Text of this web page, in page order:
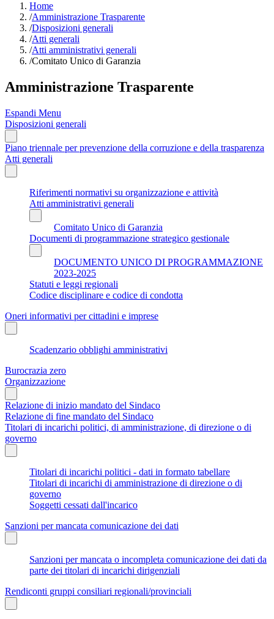
Home
/Amministrazione Trasparente
/Disposizioni generali
/Atti generali
/Atti amministrativi generali
/Comitato Unico di Garanzia
Amministrazione Trasparente
Espandi Menu
Disposizioni generali
Piano triennale per prevenzione della corruzione e della trasparenza
Atti generali
Riferimenti normativi su organizzazione e attività
Atti amministrativi generali
Comitato Unico di Garanzia
Documenti di programmazione strategico gestionale
DOCUMENTO UNICO DI PROGRAMMAZIONE
2023-2025
Statuti e leggi regionali
Codice disciplinare e codice di condotta
Oneri informativi per cittadini e imprese
Scadenzario obblighi amministrativi
Burocrazia zero
Organizzazione
Relazione di inizio mandato del Sindaco
Relazione di fine mandato del Sindaco
Titolari di incarichi politici, di amministrazione, di direzione o di
governo
Titolari di incarichi politici - dati in formato tabellare
Titolari di incarichi di amministrazione di direzione o di
governo
Soggetti cessati dall'incarico
Sanzioni per mancata comunicazione dei dati
Sanzioni per mancata o incompleta comunicazione dei dati da
parte dei titolari di incarichi dirigenziali
Rendiconti gruppi consiliari regionali/provinciali